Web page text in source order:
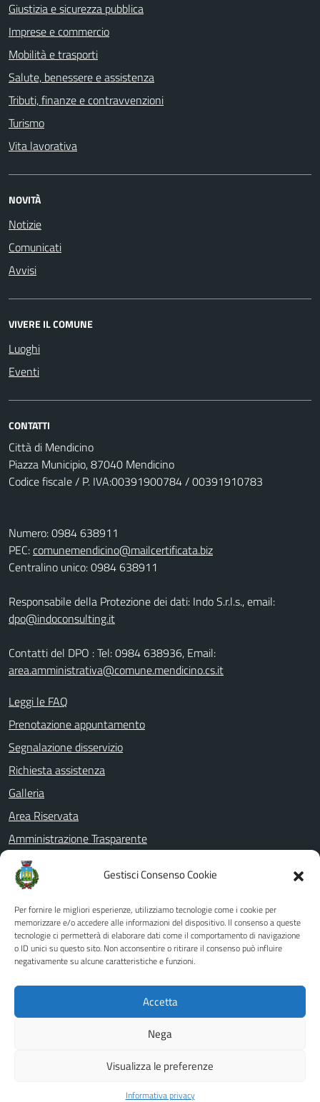
Gestisci Consenso Cookie
Per fornire le migliori esperienze, utilizziamo tecnologie come i cookie per
memorizzare e/o accedere alle informazioni del dispositivo. Il consenso a queste
tecnologie ci permetterà di elaborare dati come il comportamento di navigazione
o ID unici su questo sito. Non acconsentire o ritirare il consenso può influire
negativamente su alcune caratteristiche e funzioni.
Accetta
Nega
Visualizza le preferenze
Informativa privacy
Giustizia e sicurezza pubblica
Imprese e commercio
Mobilità e trasporti
Salute, benessere e assistenza
Tributi, finanze e contravvenzioni
Turismo
Vita lavorativa
NOVITÀ
Notizie
Comunicati
Avvisi
VIVERE IL COMUNE
Luoghi
Eventi
CONTATTI
Città di Mendicino
Piazza Municipio, 87040 Mendicino
Codice fiscale / P. IVA:00391900784 / 00391910783
Numero: 0984 638911
PEC:comunemendicino@mailcertificata.biz
Centralino unico: 0984 638911
Responsabile della Protezione dei dati: Indo S.r.l.s., email:
dpo@indoconsulting.it
Contatti del DPO : Tel: 0984 638936, Email:
area.amministrativa@comune.mendicino.cs.it
Leggi le FAQ
Prenotazione appuntamento
Segnalazione disservizio
Richiesta assistenza
Galleria
Area Riservata
Amministrazione Trasparente
Informativa privacy
Note legali
Dichiarazione di accessibilità
Whistleblowing
PagoPa